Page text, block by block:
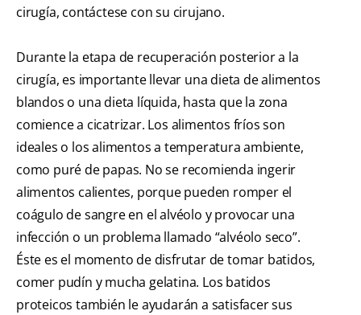
cirugía, contáctese con su cirujano.
Durante la etapa de recuperación posterior a la
cirugía, es importante llevar una dieta de alimentos
blandos o una dieta líquida, hasta que la zona
comience a cicatrizar. Los alimentos fríos son
ideales o los alimentos a temperatura ambiente,
como puré de papas. No se recomienda ingerir
alimentos calientes, porque pueden romper el
coágulo de sangre en el alvéolo y provocar una
infección o un problema llamado “alvéolo seco”.
Éste es el momento de disfrutar de tomar batidos,
comer pudín y mucha gelatina. Los batidos
proteicos también le ayudarán a satisfacer sus